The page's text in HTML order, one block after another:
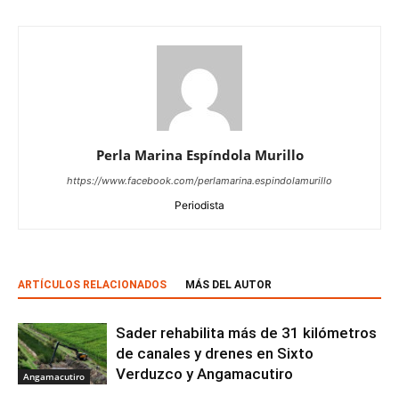
Perla Marina Espíndola Murillo
https://www.facebook.com/perlamarina.espindolamurillo
Periodista
ARTÍCULOS RELACIONADOS MÁS DEL AUTOR
Angamacutiro
Sader rehabilita más de 31 kilómetros
de canales y drenes en Sixto
Verduzco y Angamacutiro